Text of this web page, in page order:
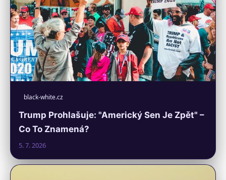
black-white.cz
Trump Prohlašuje: "Americký Sen Je Zpět" –
Co To Znamená?
5. 7. 2026